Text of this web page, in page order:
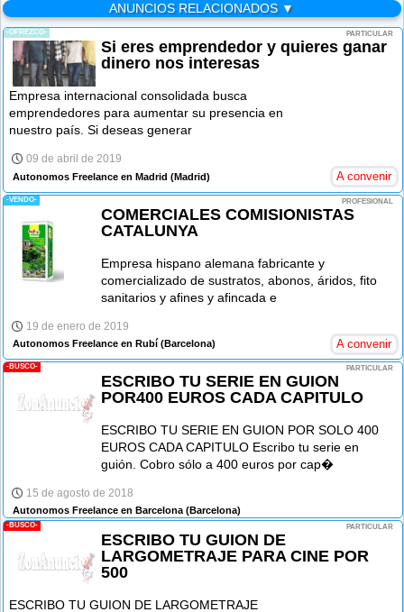
ANUNCIOS RELACIONADOS ▼
-OFREZCO- PARTICULAR
Si eres emprendedor y quieres ganar
dinero nos interesas
Empresa internacional consolidada busca
emprendedores para aumentar su presencia en
nuestro país. Si deseas generar
09 de abril de 2019
Autonomos Freelance en Madrid (Madrid) A convenir
-VENDO- PROFESIONAL
COMERCIALES COMISIONISTAS
CATALUNYA
Empresa hispano alemana fabricante y
comercializado de sustratos, abonos, áridos, fito
sanitarios y afines y afincada e
19 de enero de 2019
Autonomos Freelance en Rubí (Barcelona) A convenir
-BUSCO- PARTICULAR
ESCRIBO TU SERIE EN GUION
POR400 EUROS CADA CAPITULO
ESCRIBO TU SERIE EN GUION POR SOLO 400
EUROS CADA CAPITULO Escribo tu serie en
guión. Cobro sólo a 400 euros por cap�
15 de agosto de 2018
Autonomos Freelance en Barcelona (Barcelona)
-BUSCO- PARTICULAR
ESCRIBO TU GUION DE
LARGOMETRAJE PARA CINE POR
500
ESCRIBO TU GUION DE LARGOMETRAJE